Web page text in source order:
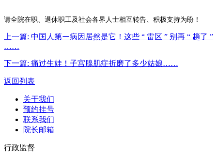
请全院在职、退休职工及社会各界人士相互转告、积极支持为盼！
上一篇: 中国人第ー病因居然是它！这些 “ 雷区 ” 别再 “ 趟了 ”
……
下一篇: 痛过生娃！子宫腺肌症折磨了多少姑娘……
返回列表
关于我们
预约挂号
联系我们
院长邮箱
行政监督